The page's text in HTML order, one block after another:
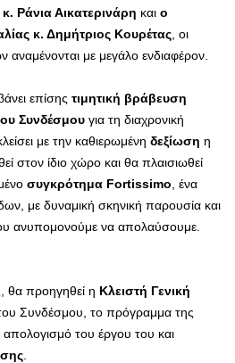
Ράνια Αικατερινάρη και ο
κ. Δημήτριος Κουρέτας , οι
αναμένονται με μεγάλο ενδιαφέρον.
επίσης τιμητική βράβευση
Συνδέσμου για τη διαχρονική
με την καθιερωμένη δεξίωση η
στον ίδιο χώρο και θα πλαισιωθεί
συγκρότημα Fortissimo , ένα
με δυναμική σκηνική παρουσία και
ανυπομονούμε να απολαύσουμε.
θα προηγηθεί η Κλειστή Γενική
Συνδέσμου, το πρόγραμμα της
απολογισμό του έργου του και